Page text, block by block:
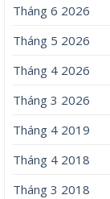
Tháng 6 2026
Tháng 5 2026
Tháng 4 2026
Tháng 3 2026
Tháng 4 2019
Tháng 4 2018
Tháng 3 2018